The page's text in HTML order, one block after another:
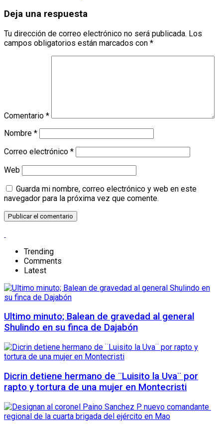
Deja una respuesta
Tu dirección de correo electrónico no será publicada. Los
campos obligatorios están marcados con *
Comentario *
Nombre *
Correo electrónico *
Web
Guarda mi nombre, correo electrónico y web en este
navegador para la próxima vez que comente.
Trending
Comments
Latest
Ultimo minuto; Balean de gravedad al general
Shulindo en su finca de Dajabón
Dicrin detiene hermano de ¨Luisito la Uva¨ por
rapto y tortura de una mujer en Montecristi